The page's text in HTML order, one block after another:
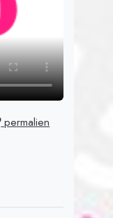
permalien